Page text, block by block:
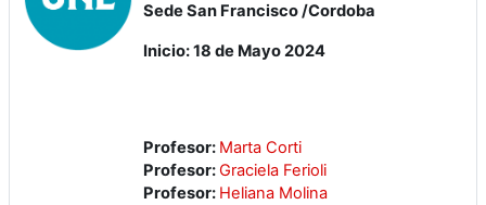
Sede San Francisco /Cordoba
Inicio: 18 de Mayo 2024
Profesor: Marta Corti
Profesor:Graciela Ferioli
Profesor: Heliana Molina